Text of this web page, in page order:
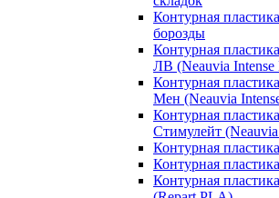
Контурная
борозды
Контурная
ЛВ (Neauvia
Контурная
Мен (Neauvia
Контурная
Стимулейт
Контурная
Контурная
Контурная